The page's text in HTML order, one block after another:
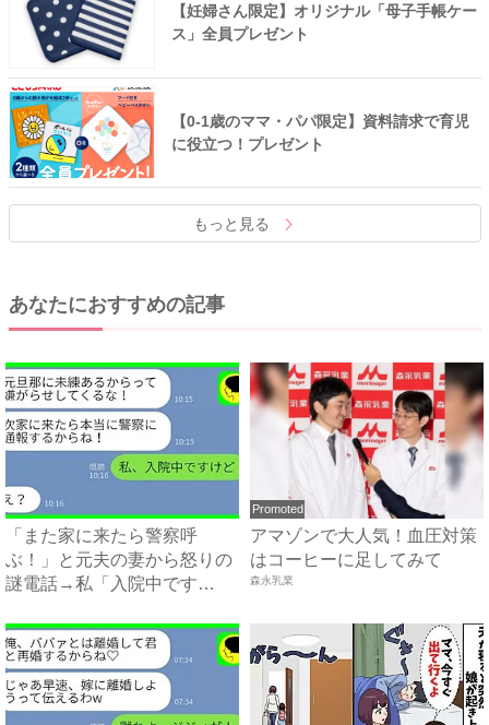
【妊婦さん限定】オリジナル「母子手帳ケー
ス」全員プレゼント
【0-1歳のママ・パパ限定】資料請求で育児
に役立つ！プレゼント
もっと見る
あなたにおすすめの記事
「また家に来たら警察呼
ぶ！」と元夫の妻から怒りの
謎電話→私「入院中です
Promoted
アマゾンで大人気！血圧対策
はコーヒーに足してみて
森永乳業